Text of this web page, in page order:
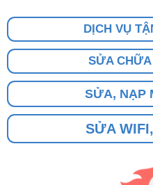
DỊCH VỤ
SỬA
SỬA, NẠP
SỬA